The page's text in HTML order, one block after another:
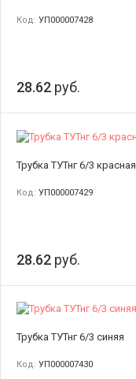
Код: УП000007428
28.62 руб.
Трубка ТУТнг 6/3 красная
Код: УП000007429
28.62 руб.
Трубка ТУТнг 6/3 синяя
Код: УП000007430